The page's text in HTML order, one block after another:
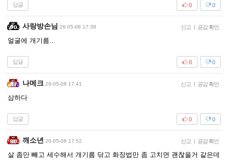
답글 0
0
사랑방손님 26-05-08 17:38 신고 | 공감 확인
얼굴에 개기름...
답글 0
0
나메크 26-05-08 17:41 신고 | 공감 확인
삼하다
답글 0
0
깨소년 26-05-08 17:52 신고 | 공감 확인
살 좀만 빼고 세수해서 개기름 닦고 화장법만 좀 고치면 괜찮을거 같은데